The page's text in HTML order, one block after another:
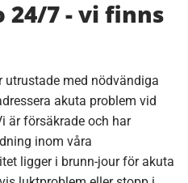
24/7 - vi finns
med nödvändiga
akuta problem vid
är försäkrade och har
inom våra
ligger i brunn-jour för akuta